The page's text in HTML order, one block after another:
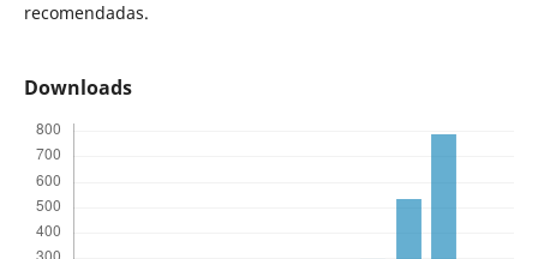
recomendadas.
Downloads